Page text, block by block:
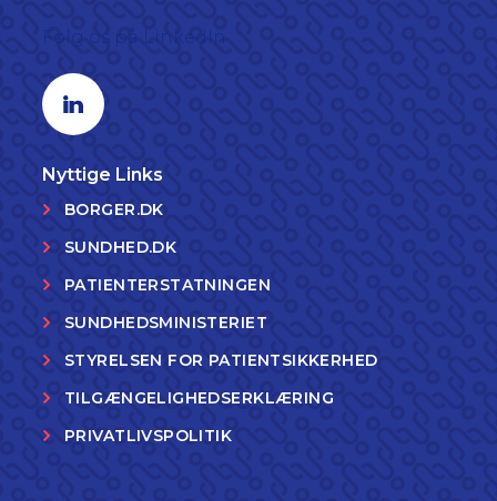
Linkedin profil
Nyttige Links
BORGER.DK
SUNDHED.DK
PATIENTERSTATNINGEN
SUNDHEDSMINISTERIET
STYRELSEN FOR PATIENTSIKKERHED
TILGÆNGELIGHEDSERKLÆRING
PRIVATLIVSPOLITIK